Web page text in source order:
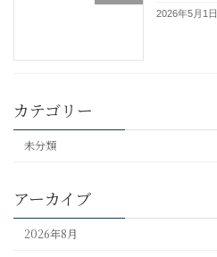
2026年5月1日
カテゴリー
未分類
アーカイブ
2026年8月